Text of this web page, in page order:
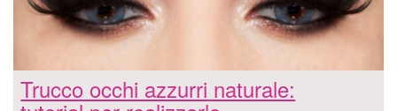
Trucco occhi azzurri naturale: